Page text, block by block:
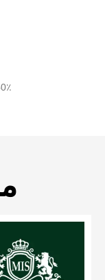
50٪عند